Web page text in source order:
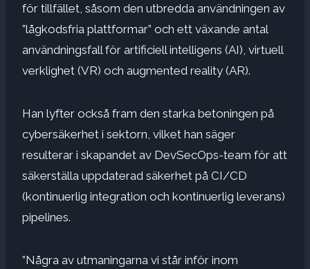
för tillfället, såsom den utbredda användningen av
”lågkodsfria plattformar” och ett växande antal
användningsfall för artificiell intelligens (AI), virtuell
verklighet (VR) och augmented reality (AR).
Han lyfter också fram den starka betoningen på
cybersäkerhet i sektorn, vilket han säger
resulterar i skapandet av DevSecOps-team för att
säkerställa uppdaterad säkerhet på CI/CD
(kontinuerlig integration och kontinuerlig leverans)
pipelines.
”Några av utmaningarna vi står inför inom